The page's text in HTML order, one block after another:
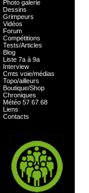
Photo galerie
Dessins
Grimpeurs
Vidéos
Forum
Compétitions
Tests/Articles
Blog
Liste 7a à 9a
Interview
Cmts voie/médias
Topo/ailleurs
Boutique/Shop
Chroniques
Météo 57 67 68
Liens
Contacts